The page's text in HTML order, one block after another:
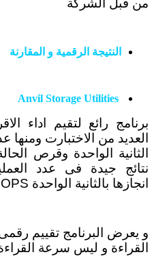
من قبل الشركة
النتيجة الرقمية و المقارنة
برنامج رائع لتقيم اداء
العديد من الاختبارت ومنها
نتائج جيدة فى عدد
انجازها بالثانية الواحدة IOPS
و يعرض البرنامج تقييم
القراءة و ليس سرعة